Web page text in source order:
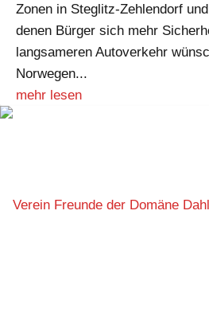
Zonen in Steglitz-Zehlendorf
denen Bürger sich mehr
langsameren Autoverkehr
Norwegen...
mehr lesen